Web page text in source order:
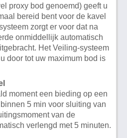
proxy bod genoemd) geeft u
bereid bent voor de kavel
zorgt er voor dat na
onmiddellijk automatisch
Het Veiling-systeem
door tot uw maximum bod is
moment een bieding op een
5 min voor sluiting van
van de
verlengd met 5 minuten.